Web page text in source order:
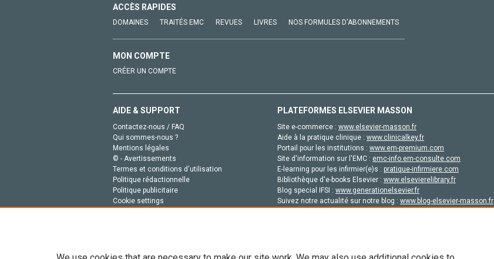
ACCÈS RAPIDES
DOMAINES TRAITÉS EMC REVUES LIVRES NOS FORMULES D'ABONNEMENTS
MON COMPTE
CRÉER UN COMPTE
AIDE & SUPPORT
Contactez-nous / FAQ
Qui sommes-nous ?
Mentions légales
© - Avertissements
Termes et conditions d'utilisation
Politique rédactionnelle
Politique publicitaire
Cookie settings
PLATEFORMES ELSEVIER MASSON
Site e-commerce : www.elsevier-masson.fr
Aide à la pratique clinique : www.clinicalkey.fr
Portail pour les institutions : www.em-premium.com
Site d'information sur l'EMC : emc-info.em-consulte.com
E-learning pour les infirmier(e)s : pratique-infirmiere.com
Bibliothèque d'e-books Elsevier : www.elsevierelibrary.fr
Blog special IFSI : www.generationelsevier.fr
Suivez notre actualité sur notre blog : www.blog-elsevier-masson.fr